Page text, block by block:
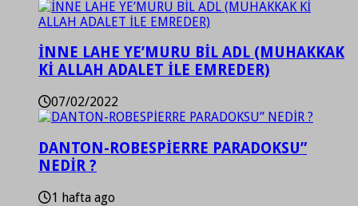
İNNE LAHE YE’MURU BİL ADL (MUHAKKAK
Kİ ALLAH ADALET İLE EMREDER)
07/02/2022
DANTON-ROBESPİERRE PARADOKSU”
NEDİR ?
1 hafta ago